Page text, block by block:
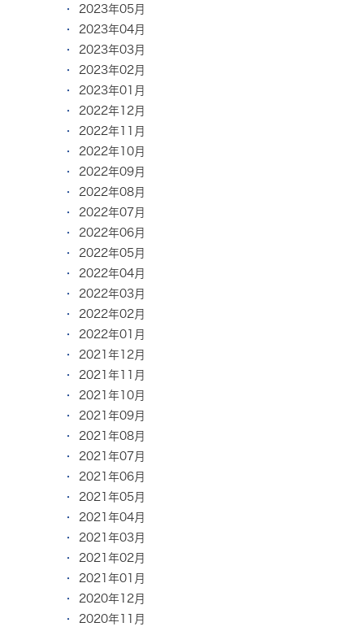
2023年05月
2023年04月
2023年03月
2023年02月
2023年01月
2022年12月
2022年11月
2022年10月
2022年09月
2022年08月
2022年07月
2022年06月
2022年05月
2022年04月
2022年03月
2022年02月
2022年01月
2021年12月
2021年11月
2021年10月
2021年09月
2021年08月
2021年07月
2021年06月
2021年05月
2021年04月
2021年03月
2021年02月
2021年01月
2020年12月
2020年11月